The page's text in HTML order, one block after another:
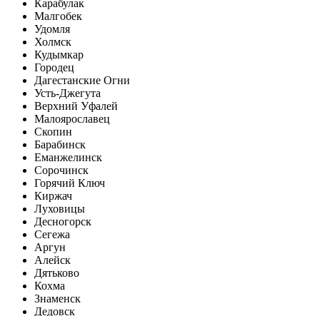
Карабулак
Малгобек
Удомля
Холмск
Кудымкар
Городец
Дагестанские Огни
Усть-Джегута
Верхний Уфалей
Малоярославец
Скопин
Барабинск
Еманжелинск
Сорочинск
Горячий Ключ
Киржач
Луховицы
Десногорск
Сегежа
Аргун
Алейск
Дятьково
Кохма
Знаменск
Дедовск